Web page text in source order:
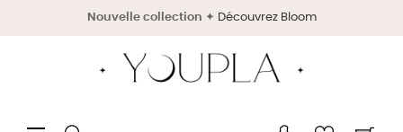
Nouvelle collection ✦ Découvrez Bloom